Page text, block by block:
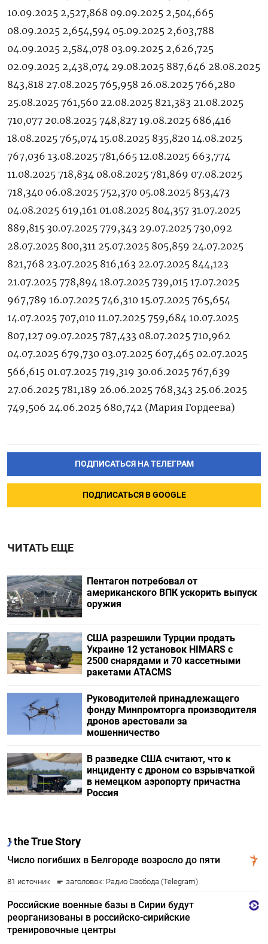
10.09.2025 2,527,868 09.09.2025 2,504,665
08.09.2025 2,654,594 05.09.2025 2,603,788
04.09.2025 2,584,078 03.09.2025 2,626,725
02.09.2025 2,438,074 29.08.2025 887,646 28.08.2025
843,818 27.08.2025 765,958 26.08.2025 766,280
25.08.2025 761,560 22.08.2025 821,383 21.08.2025
710,077 20.08.2025 748,827 19.08.2025 686,416
18.08.2025 765,074 15.08.2025 835,820 14.08.2025
767,036 13.08.2025 781,665 12.08.2025 663,774
11.08.2025 718,834 08.08.2025 781,869 07.08.2025
718,340 06.08.2025 752,370 05.08.2025 853,473
04.08.2025 619,161 01.08.2025 804,357 31.07.2025
889,815 30.07.2025 779,343 29.07.2025 730,092
28.07.2025 800,311 25.07.2025 805,859 24.07.2025
821,768 23.07.2025 816,163 22.07.2025 844,123
21.07.2025 778,894 18.07.2025 739,015 17.07.2025
967,789 16.07.2025 746,310 15.07.2025 765,654
14.07.2025 707,010 11.07.2025 759,684 10.07.2025
807,127 09.07.2025 787,433 08.07.2025 710,962
04.07.2025 679,730 03.07.2025 607,465 02.07.2025
566,615 01.07.2025 719,319 30.06.2025 767,639
27.06.2025 781,189 26.06.2025 768,343 25.06.2025
749,506 24.06.2025 680,742 (Мария ‌Гордеева)
ПОДПИСАТЬСЯ НА ТЕЛЕГРАМ
ПОДПИСАТЬСЯ В GOOGLE
ЧИТАТЬ ЕЩЕ
Пентагон потребовал от
американского ВПК ускорить выпуск
оружия
США разрешили Турции продать
Украине 12 установок HIMARS с
2500 снарядами и 70 кассетными
ракетами ATACMS
Руководителей принадлежащего
фонду Минпромторга производителя
дронов арестовали за
мошенничество
В разведке США считают, что к
инциденту с дроном со взрывчаткой
в немецком аэропорту причастна
Россия